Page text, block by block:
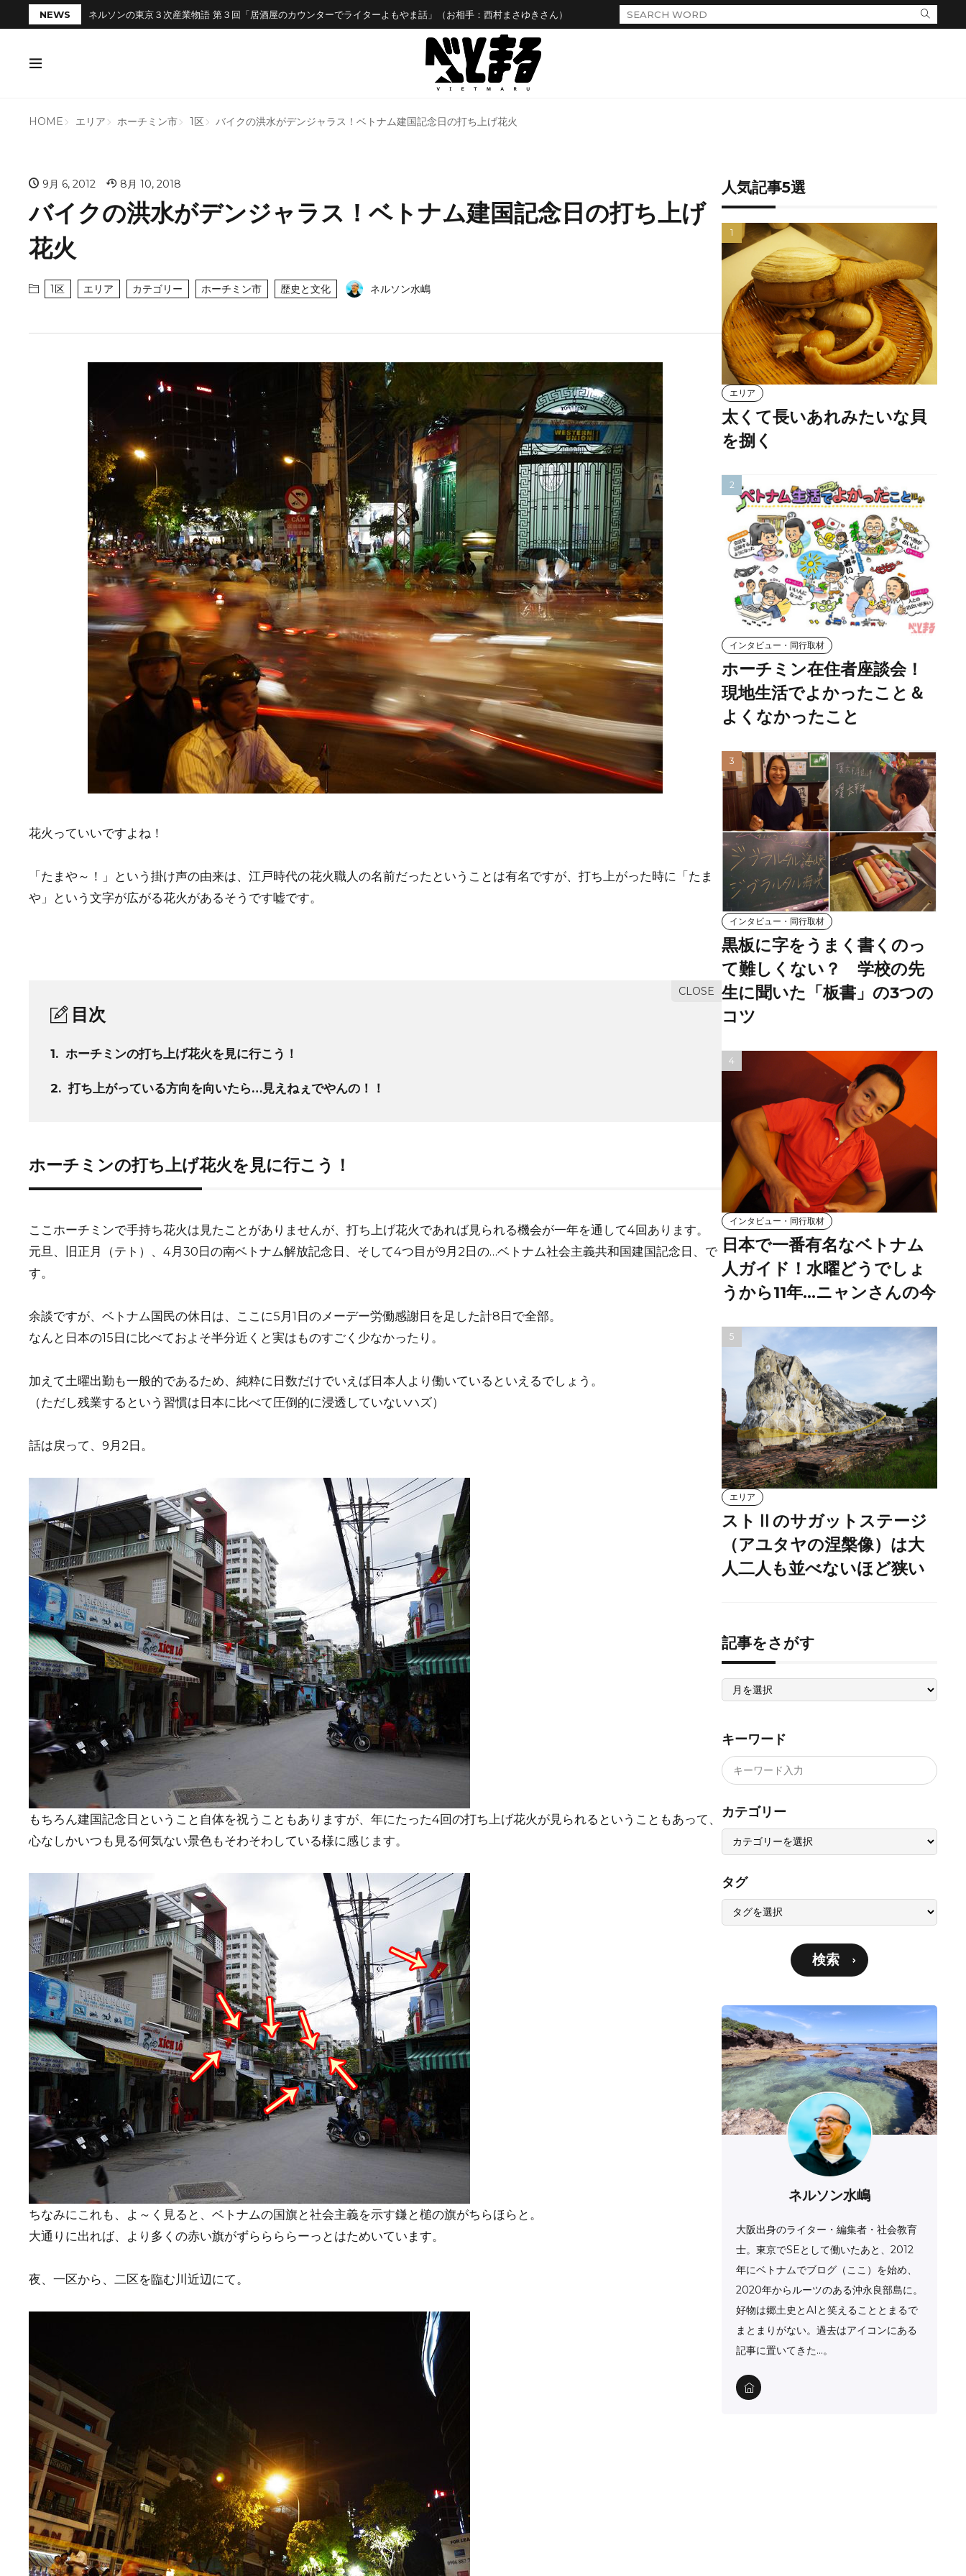
NEWS ネルソンの東京３次産業物語 第３回「居酒屋のカウンターでライターよもやま話」（お相手：西村まさゆきさん）
HOME エリア ホーチミン市 1区 バイクの洪水がデンジャラス！ベトナム建国記念日の打ち上げ花火
9月 6, 2012 8月 10, 2018
バイクの洪水がデンジャラス！ベトナム建国記念日の打ち上げ
花火
1区 エリア カテゴリー ホーチミン市 歴史と文化 ネルソン水嶋
花火っていいですよね！
「たまや～！」という掛け声の由来は、江戸時代の花火職人の名前だったということは有名ですが、打ち上がった時に「たま
や」という文字が広がる花火があるそうです嘘です。
目次
1. ホーチミンの打ち上げ花火を見に行こう！
2. 打ち上がっている方向を向いたら…見えねぇでやんの！！
ホーチミンの打ち上げ花火を見に行こう！
ここホーチミンで手持ち花火は見たことがありませんが、打ち上げ花火であれば見られる機会が一年を通して4回あります。
元旦、旧正月（テト）、4月30日の南ベトナム解放記念日、そして4つ目が9月2日の…ベトナム社会主義共和国建国記念日、で
す。
余談ですが、ベトナム国民の休日は、ここに5月1日のメーデー労働感謝日を足した計8日で全部。
なんと日本の15日に比べておよそ半分近くと実はものすごく少なかったり。
加えて土曜出勤も一般的であるため、純粋に日数だけでいえば日本人より働いているといえるでしょう。
（ただし残業するという習慣は日本に比べて圧倒的に浸透していないハズ）
話は戻って、9月2日。
もちろん建国記念日ということ自体を祝うこともありますが、年にたった4回の打ち上げ花火が見られるということもあって、
心なしかいつも見る何気ない景色もそわそわしている様に感じます。
ちなみにこれも、よ～く見ると、ベトナムの国旗と社会主義を示す鎌と槌の旗がちらほらと。
大通りに出れば、より多くの赤い旗がずららららーっとはためいています。
夜、一区から、二区を臨む川近辺にて。
人気記事5選
エリア
太くて長いあれみたいな貝
を捌く
インタビュー・同行取材
ホーチミン在住者座談会！
現地生活でよかったこと＆
よくなかったこと
インタビュー・同行取材
黒板に字をうまく書くのっ
て難しくない？ 学校の先
生に聞いた「板書」の3つの
コツ
インタビュー・同行取材
日本で一番有名なベトナム
人ガイド！水曜どうでしょ
うから11年…ニャンさんの今
エリア
ストⅡのサガットステージ
（アユタヤの涅槃像）は大
人二人も並べないほど狭い
記事をさがす
記
を
す
キーワード
カテゴリー
タグ
検索
ネルソン水嶋
大阪出身のライター・編集者・社会教育
士。東京でSEとして働いたあと、2012
年にベトナムでブログ（ここ）を始め、
2020年からルーツのある沖永良部島に。
好物は郷土史とAIと笑えることとまるで
まとまりがない。過去はアイコンにある
記事に置いてきた…。